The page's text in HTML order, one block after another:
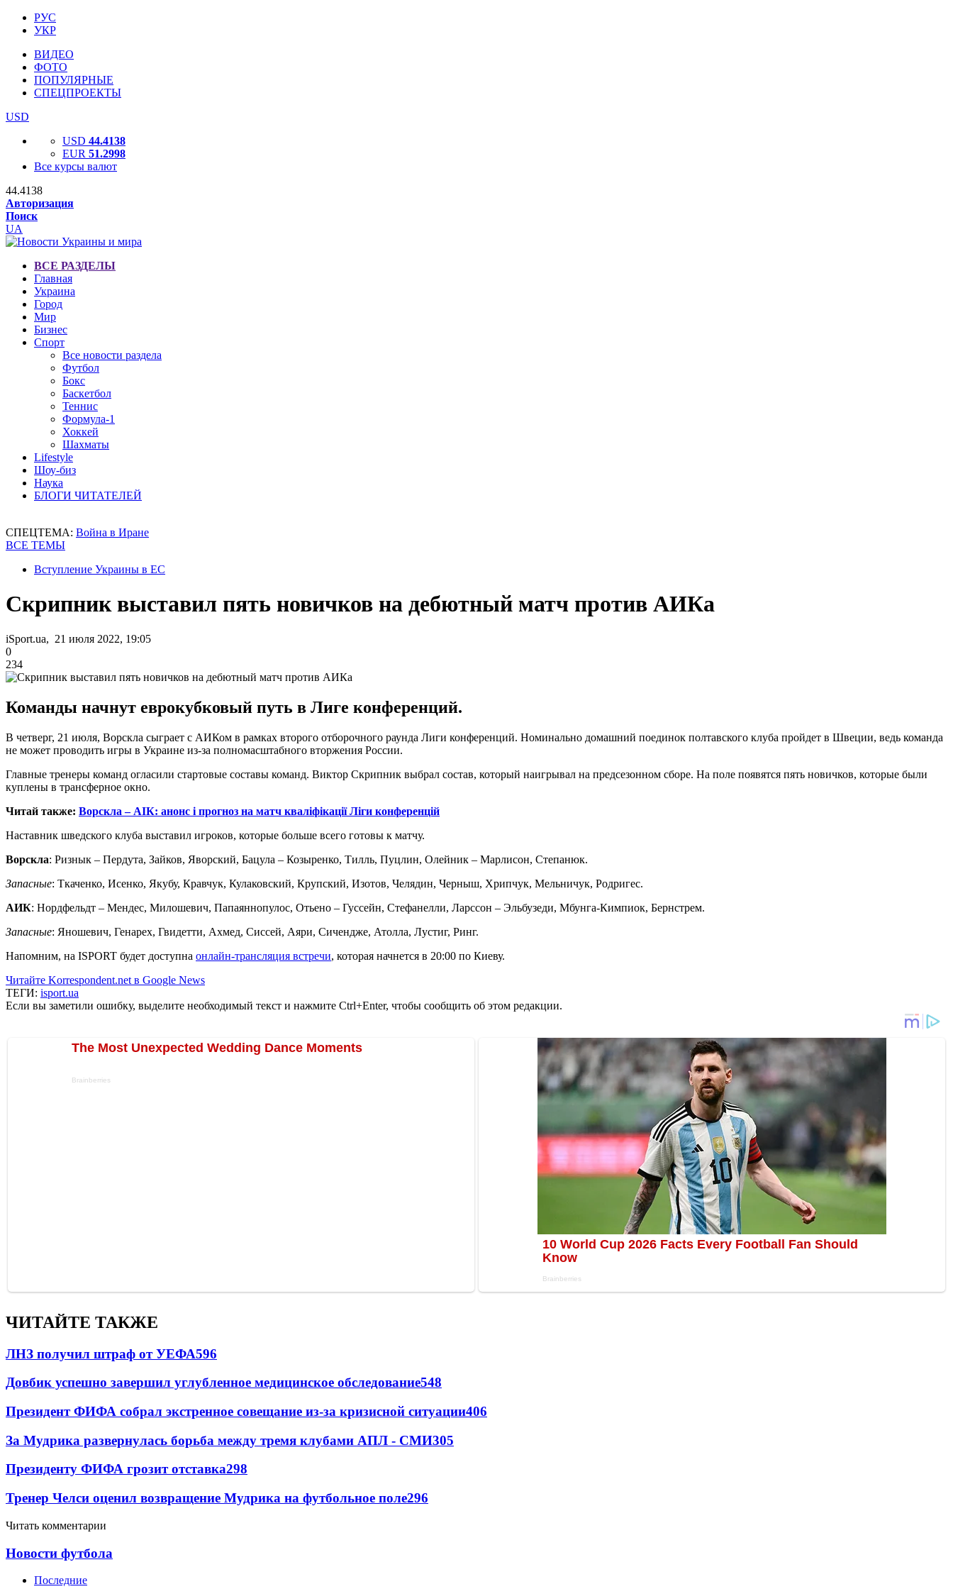
РУС
УКР
ВИДЕО
ФОТО
ПОПУЛЯРНЫЕ
СПЕЦПРОЕКТЫ
USD
USD 44.4138
EUR 51.2998
Все курсы валют
44.4138
Авторизация
Поиск
UA
ВСЕ РАЗДЕЛЫ
Главная
Украина
Город
Мир
Бизнес
Спорт
Все новости раздела
Футбол
Бокс
Баскетбол
Теннис
Формула-1
Хоккей
Шахматы
Lifestyle
Шоу-биз
Наука
БЛОГИ ЧИТАТЕЛЕЙ
СПЕЦТЕМА: Война в Иране
ВСЕ ТЕМЫ
Вступление Украины в ЕС
Скрипник выставил пять новичков на дебютный матч против АИКа
iSport.ua, 21 июля 2022, 19:05
0
234
Команды начнут еврокубковый путь в Лиге конференций.
В четверг, 21 июля, Ворскла сыграет с АИКом в рамках второго отборочного раунда Лиги конференций. Номинально домашний поединок полтавского клуба пройдет в Швеции, ведь команда
не может проводить игры в Украине из-за полномасштабного вторжения России.
Главные тренеры команд огласили стартовые составы команд. Виктор Скрипник выбрал состав, который наигрывал на предсезонном сборе. На поле появятся пять новичков, которые были
куплены в трансферное окно.
Читай также: Ворскла – АІК: анонс і прогноз на матч кваліфікації Ліги конференцій
Наставник шведского клуба выставил игроков, которые больше всего готовы к матчу.
Ворскла: Ризнык – Пердута, Зайков, Яворский, Бацула – Козыренко, Тилль, Пуцлин, Олейник – Марлисон, Степанюк.
Запасные: Ткаченко, Исенко, Якубу, Кравчук, Кулаковский, Крупский, Изотов, Челядин, Черныш, Хрипчук, Мельничук, Родригес.
АИК: Нордфельдт – Мендес, Милошевич, Папаяннопулос, Отьено – Гуссейн, Стефанелли, Ларссон – Эльбузеди, Мбунга-Кимпиок, Бернстрем.
Запасные: Яношевич, Генарех, Гвидетти, Ахмед, Сиссей, Аяри, Сичендже, Атолла, Лустиг, Ринг.
Напомним, на ISPORT будет доступна онлайн-трансляция встречи, которая начнется в 20:00 по Киеву.
Читайте Korrespondent.net в Google News
ТЕГИ: isport.ua
Если вы заметили ошибку, выделите необходимый текст и нажмите Ctrl+Enter, чтобы сообщить об этом редакции.
ЧИТАЙТЕ ТАКЖЕ
ЛНЗ получил штраф от УЕФА596
Довбик успешно завершил углубленное медицинское обследование548
Президент ФИФА собрал экстренное совещание из-за кризисной ситуации406
За Мудрика развернулась борьба между тремя клубами АПЛ - СМИ305
Президенту ФИФА грозит отставка298
Тренер Челси оценил возвращение Мудрика на футбольное поле296
Читать комментарии
Новости футбола
Последние